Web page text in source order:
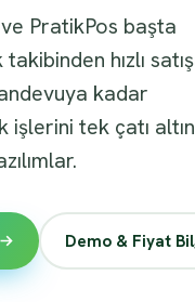
PratikPos başta
hızlı
kadar
işlerini tek çatı
Demo & Fiyat